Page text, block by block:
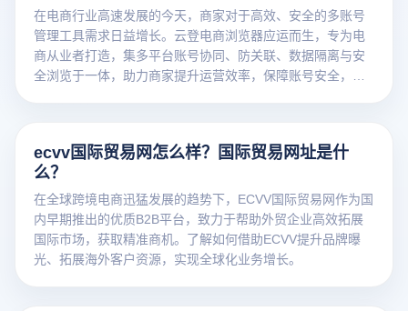
在电商行业高速发展的今天，商家对于高效、安全的多账号
管理工具需求日益增长。云登电商浏览器应运而生，专为电
商从业者打造，集多平台账号协同、防关联、数据隔离与安
全浏览于一体，助力商家提升运营效率，保障账号安全，实
ecvv国际贸易网怎么样？国际贸易网址是什
么？
在全球跨境电商迅猛发展的趋势下，ECVV国际贸易网作为国
内早期推出的优质B2B平台，致力于帮助外贸企业高效拓展
国际市场，获取精准商机。了解如何借助ECVV提升品牌曝
光、拓展海外客户资源，实现全球化业务增长。